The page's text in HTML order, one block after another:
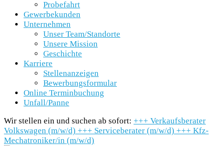
Probefahrt
Gewerbekunden
Unternehmen
Unser Team/Standorte
Unsere Mission
Geschichte
Karriere
Stellenanzeigen
Bewerbungsformular
Online Terminbuchung
Unfall/Panne
Wir stellen ein und suchen ab sofort: +++ Verkaufsberater
Volkswagen (m/w/d) +++ Serviceberater (m/w/d) +++ Kfz-
Mechatroniker/in (m/w/d)